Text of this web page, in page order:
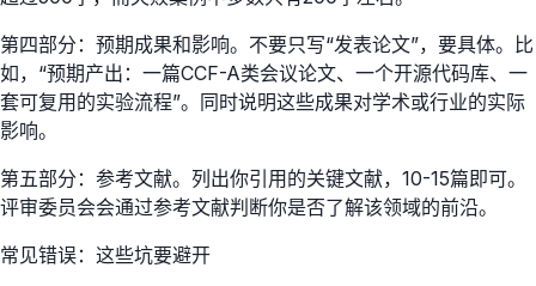
第四部分：预期成果和影响。不要只写“发表论文”，要具体。比
如，“预期产出：一篇CCF-A类会议论文、一个开源代码库、一
套可复用的实验流程”。同时说明这些成果对学术或行业的实际
影响。
第五部分：参考文献。列出你引用的关键文献，10-15篇即可。
评审委员会会通过参考文献判断你是否了解该领域的前沿。
常见错误：这些坑要避开